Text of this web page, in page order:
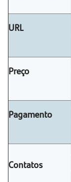
URL
Preço
Pagamento
Contatos